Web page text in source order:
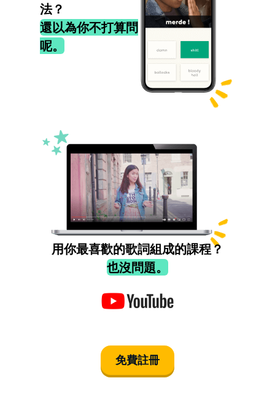
法？
還以為你不打算問
呢。
用你最喜歡的歌詞組成的課程？
也沒問題。
免費註冊